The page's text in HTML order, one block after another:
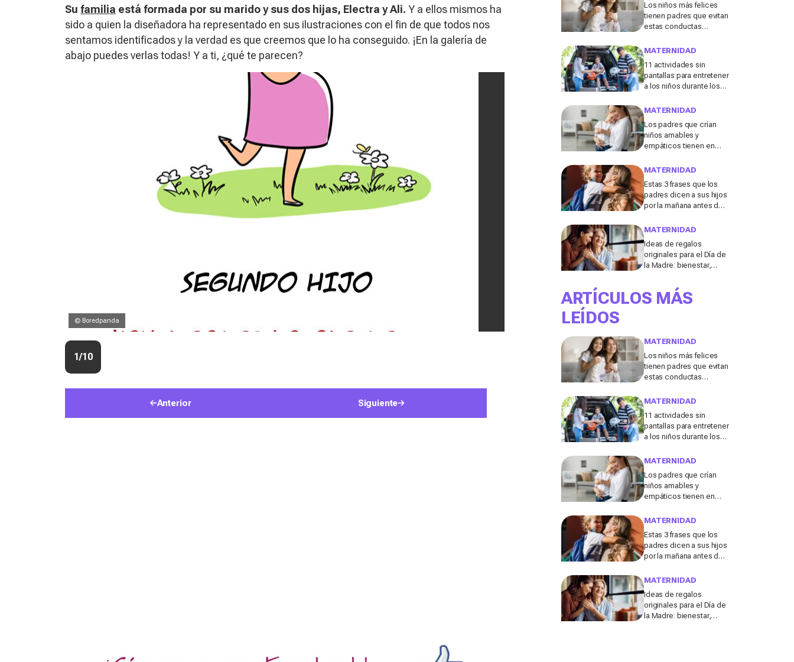
Su familia está formada por su marido y sus dos hijas, Electra y Ali. Y a ellos mismos ha
sido a quien la diseñadora ha representado en sus ilustraciones con el fin de que todos nos
sentamos identificados y la verdad es que creemos que lo ha conseguido. ¡En la galería de
abajo puedes verlas todas! Y a ti, ¿qué te parecen?
© Boredpanda
1/10
Anterior Siguiente
Los niños más felices
tienen padres que evitan
estas conductas
menudo se consideran
expertos
MATERNIDAD
11 actividades sin
pantallas para entretener
a los niños durante los
coche, tren o avión
MATERNIDAD
Los padres que crían
niños amables y
empáticos tienen en
según un experto en
MATERNIDAD
Estas 3 frases que los
padres dicen a sus hijos
por la mañana antes de ir
molestar a los
MATERNIDAD
Ideas de regalos
originales para el Día de
la Madre: bienestar,
para compartir con ella
ARTÍCULOS MÁS
LEÍDOS
MATERNIDAD
Los niños más felices
tienen padres que evitan
estas conductas
menudo se consideran
expertos
MATERNIDAD
11 actividades sin
pantallas para entretener
a los niños durante los
coche, tren o avión
MATERNIDAD
Los padres que crían
niños amables y
empáticos tienen en
según un experto en
MATERNIDAD
Estas 3 frases que los
padres dicen a sus hijos
por la mañana antes de ir
molestar a los
MATERNIDAD
Ideas de regalos
originales para el Día de
la Madre: bienestar,